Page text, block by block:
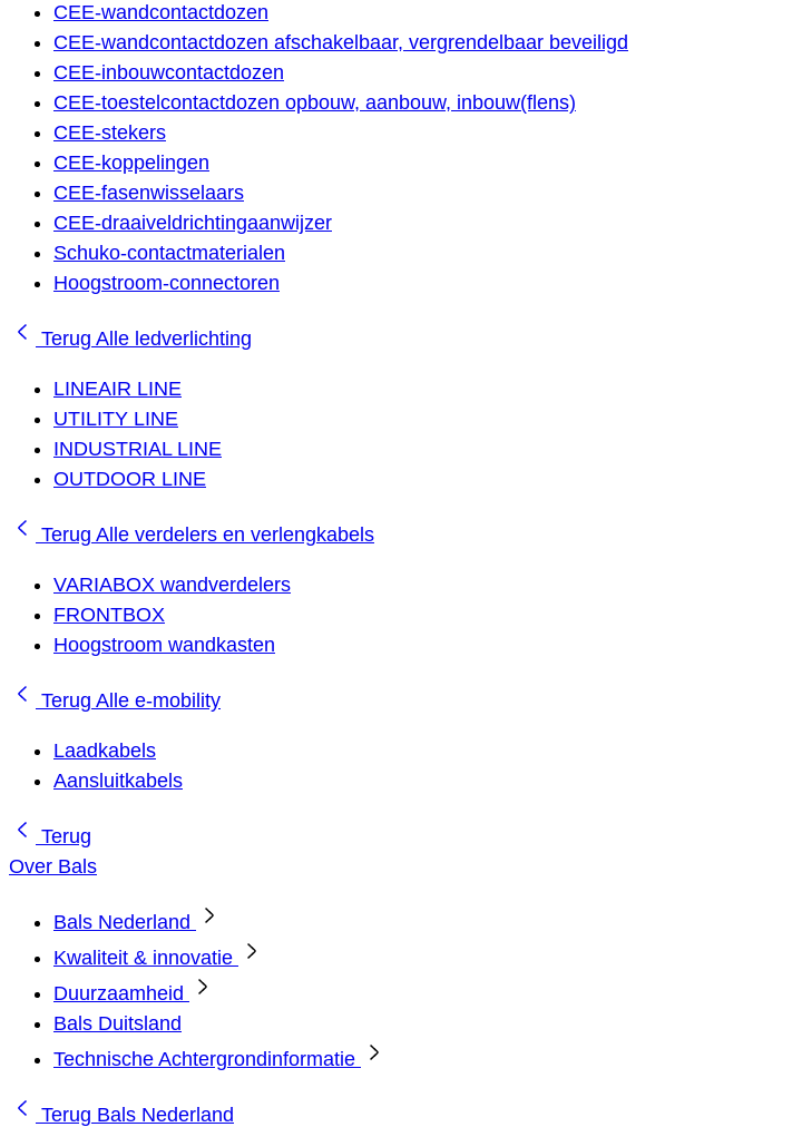
CEE-wandcontactdozen
CEE-wandcontactdozen afschakelbaar, vergrendelbaar beveiligd
CEE-inbouwcontactdozen
CEE-toestelcontactdozen opbouw, aanbouw, inbouw(flens)
CEE-stekers
CEE-koppelingen
CEE-fasenwisselaars
CEE-draaiveldrichtingaanwijzer
Schuko-contactmaterialen
Hoogstroom-connectoren
Terug Alle ledverlichting
LINEAIR LINE
UTILITY LINE
INDUSTRIAL LINE
OUTDOOR LINE
Terug Alle verdelers en verlengkabels
VARIABOX wandverdelers
FRONTBOX
Hoogstroom wandkasten
Terug Alle e-mobility
Laadkabels
Aansluitkabels
Terug
Over Bals
Bals Nederland
Kwaliteit & innovatie
Duurzaamheid
Bals Duitsland
Technische Achtergrondinformatie
Terug Bals Nederland